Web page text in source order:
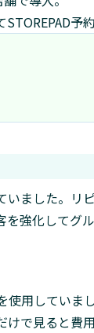
予
ました。リ
強化してグ
用していまし
で見ると費